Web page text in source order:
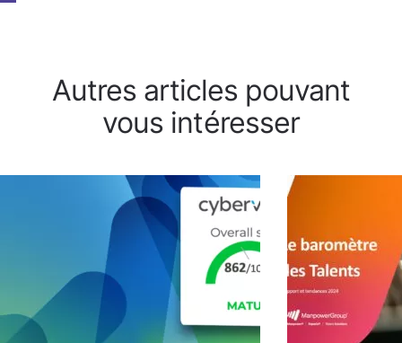
Autres articles pouvant
vous intéresser